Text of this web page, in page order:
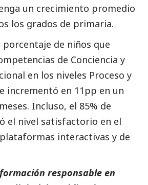
un crecimiento promedio
los grados de primaria.
de niños que
de Conciencia y
en los niveles Proceso y
incrementó en 11pp en un
Incluso, el 85% de
el nivel satisfactorio en el
interactivas y de
responsable en